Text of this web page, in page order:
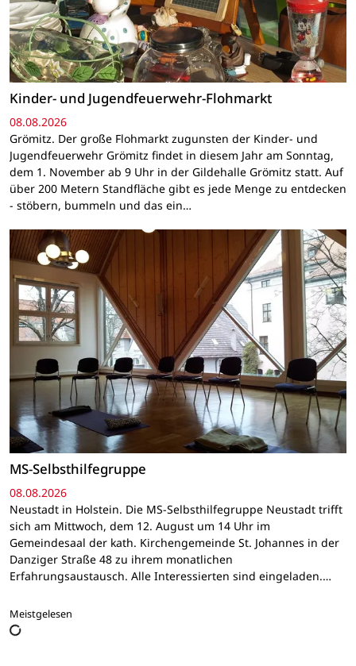
Kinder- und Jugendfeuerwehr-Flohmarkt
08.08.2026
Grömitz. Der große Flohmarkt zugunsten der Kinder- und
Jugendfeuerwehr Grömitz findet in diesem Jahr am Sonntag,
dem 1. November ab 9 Uhr in der Gildehalle Grömitz statt. Auf
über 200 Metern Standfläche gibt es jede Menge zu entdecken
- stöbern, bummeln und das ein…
MS-Selbsthilfegruppe
08.08.2026
Neustadt in Holstein. Die MS-Selbsthilfegruppe Neustadt trifft
sich am Mittwoch, dem 12. August um 14 Uhr im
Gemeindesaal der kath. Kirchengemeinde St. Johannes in der
Danziger Straße 48 zu ihrem monatlichen
Erfahrungsaustausch. Alle Interessierten sind eingeladen.…
Meistgelesen